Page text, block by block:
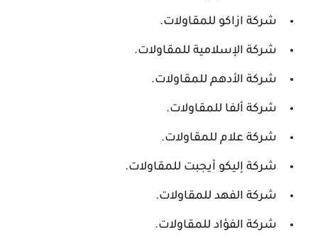
شركة ازاكو للمقاولات.
شركة الإسلامية للمقاولات.
شركة الأدهم للمقاولات.
شركة ألفا للمقاولات.
شركة علام للمقاولات.
شركة إليكو أيجبت للمقاولات.
شركة الفهد للمقاولات.
شركة الفؤاد للمقاولات.